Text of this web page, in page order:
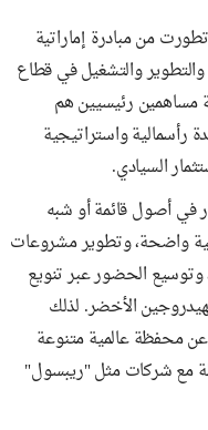
في أبوظبي عام 2006، وتطورت من مبادرة إماراتية
والتطوير والتشغيل في قطاع
مساهمين رئيسيين هم
رأسمالية واستراتيجية
السيادي.
في أصول قائمة أو شبه
واضحة، وتطوير مشروعات
الحضور عبر تنويع
الأخضر. لذلك
محفظة عالمية متنوعة
مع شركات مثل "ريبسول"